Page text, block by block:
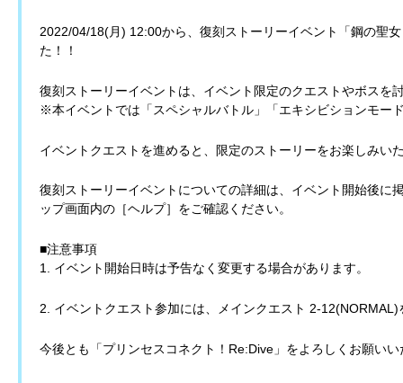
2022/04/18(月) 12:00から、復刻ストーリーイベント「鋼の聖
た！！
復刻ストーリーイベントは、イベント限定のクエストやボスを
※本イベントでは「スペシャルバトル」「エキシビションモー
イベントクエストを進めると、限定のストーリーをお楽しみい
復刻ストーリーイベントについての詳細は、イベント開始後に
ップ画面内の［ヘルプ］をご確認ください。
■注意事項
1. イベント開始日時は予告なく変更する場合があります。
2. イベントクエスト参加には、メインクエスト 2-
今後とも「プリンセスコネクト！Re:Dive」をよろしくお願いい